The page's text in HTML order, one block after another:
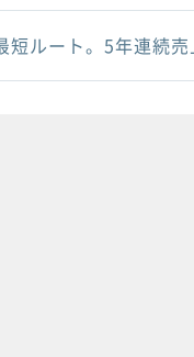
短ルート。5年連続